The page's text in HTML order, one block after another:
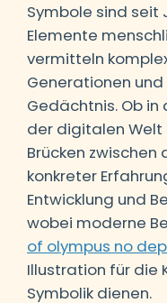
Symbole sind
Elemente
vermitteln
Generationen
Gedächtnis. Ob in
der digitalen Welt
Brücken
konkreter
Entwicklung und
wobei moderne
of olympus no
Illustration für die
Symbolik dienen.